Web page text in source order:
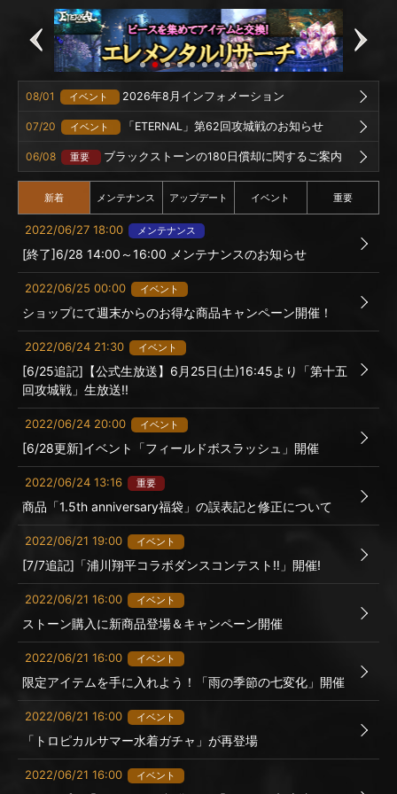
08/01 イベント 2026年8月インフォメーション
07/20 イベント 「ETERNAL」第62回攻城戦のお知らせ
06/08 重要 ブラックストーンの180日償却に関するご案内
新着 メンテナンス アップデート イベント 重要
2022/06/27 18:00 メンテナンス
[終了]6/28 14:00～16:00 メンテナンスのお知らせ
2022/06/25 00:00 イベント
ショップにて週末からのお得な商品キャンペーン開催！
2022/06/24 21:30 イベント
[6/25追記]【公式生放送】6月25日(土)16:45より「第十五
回攻城戦」生放送!!
2022/06/24 20:00 イベント
[6/28更新]イベント「フィールドボスラッシュ」開催
2022/06/24 13:16 重要
商品「1.5th anniversary福袋」の誤表記と修正について
2022/06/21 19:00 イベント
[7/7追記]「浦川翔平コラボダンスコンテスト‼」開催!
2022/06/21 16:00 イベント
ストーン購入に新商品登場＆キャンペーン開催
2022/06/21 16:00 イベント
限定アイテムを手に入れよう！「雨の季節の七変化」開催
2022/06/21 16:00 イベント
「トロピカルサマー水着ガチャ」が再登場
2022/06/21 16:00 イベント